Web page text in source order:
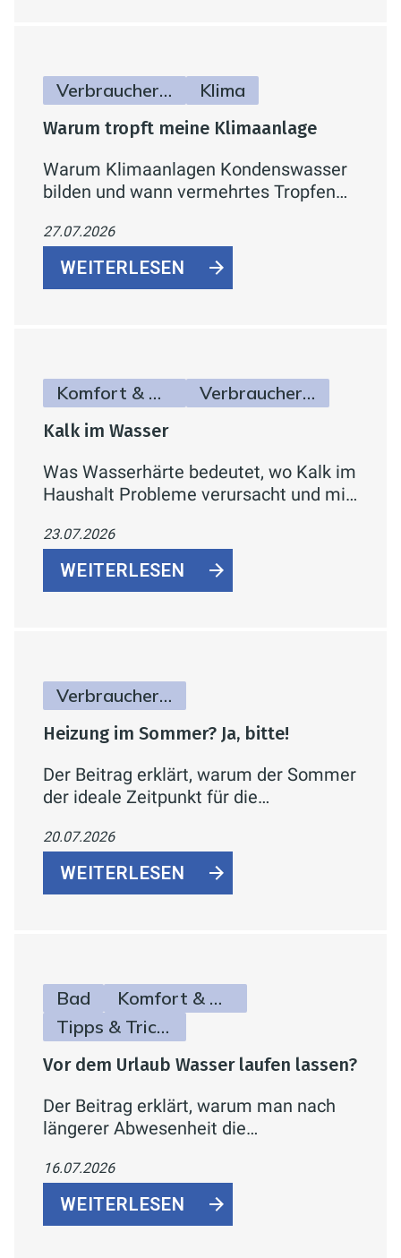
Verbraucherinfos Klima
Warum tropft meine Klimaanlage
Warum Klimaanlagen Kondenswasser
bilden und wann vermehrtes Tropfen
27.07.2026
WEITERLESEN
Komfort & Hygiene Verbraucherinfos
Kalk im Wasser
Was Wasserhärte bedeutet, wo Kalk im
Haushalt Probleme verursacht und mit
Kalkablagerungen reduzieren lassen.
23.07.2026
WEITERLESEN
Verbraucherinfos
Heizung im Sommer? Ja, bitte!
Der Beitrag erklärt, warum der Sommer
der ideale Zeitpunkt für die
geprüft werden sollte.
20.07.2026
WEITERLESEN
Bad
Komfort & Hygiene
Tipps & Tricks
Vor dem Urlaub Wasser laufen lassen?
Der Beitrag erklärt, warum man nach
längerer Abwesenheit die
und wie man Legionellenrisiken einfach
reduziert.
16.07.2026
WEITERLESEN